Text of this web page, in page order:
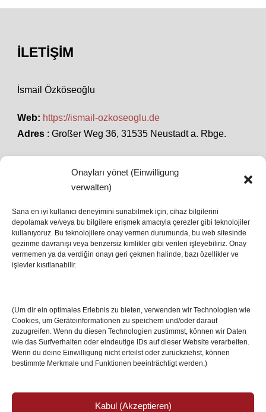
Onayları yönet (Einwilligung
verwalten)
Sana en iyi kullanıcı deneyimini sunabilmek için, cihaz bilgilerini
depolamak ve/veya bu bilgilere erişmek amacıyla çerezler gibi teknolojiler
kullanıyoruz. Bu teknolojilere onay vermen durumunda, bu web sitesinde
gezinme davranışı veya benzersiz kimlikler gibi verileri işleyebiliriz. Onay
vermemen ya da verdiğin onayı geri çekmen halinde, bazı özellikler ve
işlevler kısıtlanabilir.
(Um dir ein optimales Erlebnis zu bieten, verwenden wir Technologien wie
Cookies, um Geräteinformationen zu speichern und/oder darauf
zuzugreifen. Wenn du diesen Technologien zustimmst, können wir Daten
wie das Surfverhalten oder eindeutige IDs auf dieser Website verarbeiten.
Wenn du deine Einwilligung nicht erteilst oder zurückziehst, können
bestimmte Merkmale und Funktionen beeinträchtigt werden.)
Kabul (Akzeptieren)
İLETIŞIM
İsmail Özköseoğlu
Web: https://ismail-ozkoseoglu.de
Adres : Großer Weg 36, 31535 Neustadt a. Rbge.
SON HABERLER
İstanbul’da Avrupa Ligi Finali: Freiburg ve Aston
Villa Boğaz’da Tarih Yazmaya Hazırlanıyor
08 May 2026
17 Nis 2026